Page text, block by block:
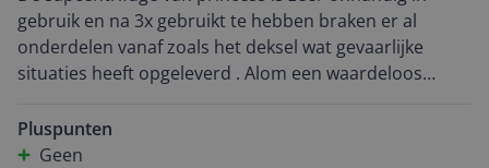
gebruik en na 3x gebruikt te hebben braken er al
onderdelen vanaf zoals het deksel wat gevaarlijke
situaties heeft opgeleverd . Alom een waardeloos
Pluspunten
Geen